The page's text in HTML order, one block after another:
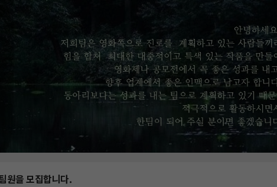
원을 모집합니다.